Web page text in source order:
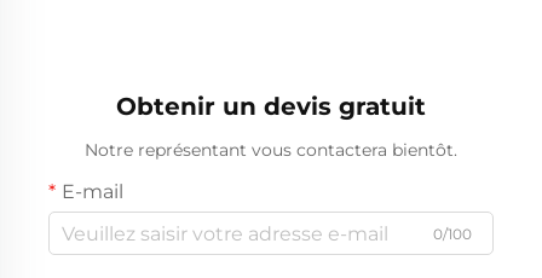
Obtenir un devis gratuit
Notre représentant vous contactera bientôt.
E-mail
0/100